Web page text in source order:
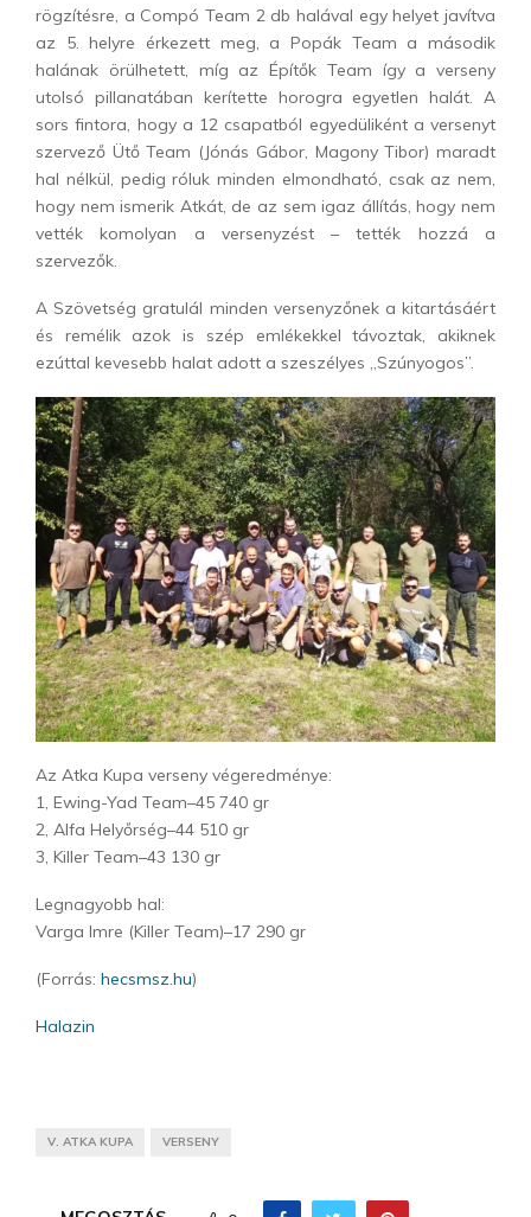
rögzítésre, a Compó Team 2 db halával egy helyet javítva
az 5. helyre érkezett meg, a Popák Team a második
halának örülhetett, míg az Építők Team így a verseny
utolsó pillanatában kerítette horogra egyetlen halát. A
sors fintora, hogy a 12 csapatból egyedüliként a versenyt
szervező Ütő Team (Jónás Gábor, Magony Tibor) maradt
hal nélkül, pedig róluk minden elmondható, csak az nem,
hogy nem ismerik Atkát, de az sem igaz állítás, hogy nem
vették komolyan a versenyzést – tették hozzá a
szervezők.
A Szövetség gratulál minden versenyzőnek a kitartásáért
és remélik azok is szép emlékekkel távoztak, akiknek
ezúttal kevesebb halat adott a szeszélyes „Szúnyogos”.
Az Atka Kupa verseny végeredménye:
1, Ewing-Yad Team–45 740 gr
2, Alfa Helyőrség–44 510 gr
3, Killer Team–43 130 gr
Legnagyobb hal:
Varga Imre (Killer Team)–17 290 gr
(Forrás: hecsmsz.hu)
Halazin
V. ATKA KUPA VERSENY